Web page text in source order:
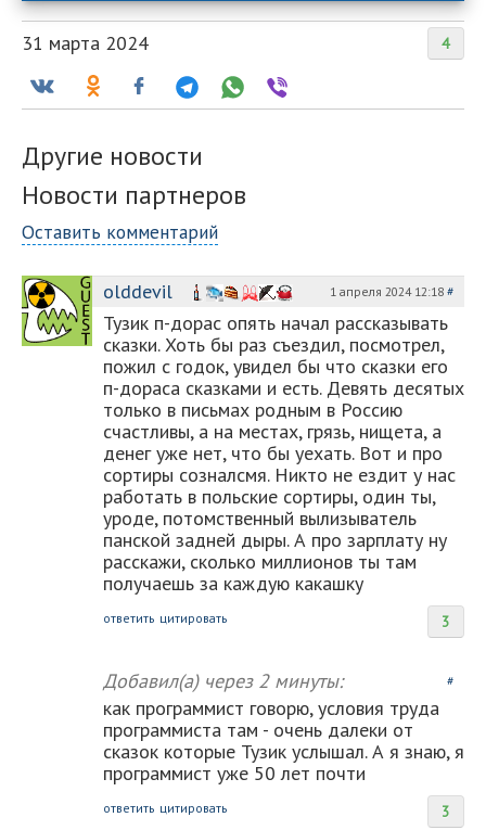
4
31 марта 2024
Другие новости
Новости партнеров
Оставить комментарий
olddevil 1 апреля 2024 12:18 #
Тузик п-дорас опять начал рассказывать
сказки. Хоть бы раз съездил, посмотрел,
пожил с годок, увидел бы что сказки его
п-дораса сказками и есть. Девять десятых
только в письмах родным в Россию
счастливы, а на местах, грязь, нищета, а
денег уже нет, что бы уехать. Вот и про
сортиры созналсмя. Никто не ездит у нас
работать в польские сортиры, один ты,
уроде, потомственный вылизыватель
панской задней дыры. А про зарплату ну
расскажи, сколько миллионов ты там
получаешь за каждую какашку
3
ответить цитировать
Добавил(а) через 2 минуты: #
как программист говорю, условия труда
программиста там - очень далеки от
сказок которые Тузик услышал. А я знаю, я
программист уже 50 лет почти
3
ответить цитировать